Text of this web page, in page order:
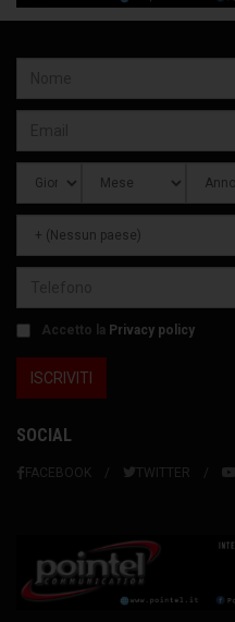
Accetto la Privacy policy
SOCIAL
FACEBOOK TWITTER